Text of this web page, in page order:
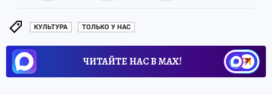
КУЛЬТУРА ТОЛЬКО У НАС
ЧИТАЙТЕ НАС В МАХ!